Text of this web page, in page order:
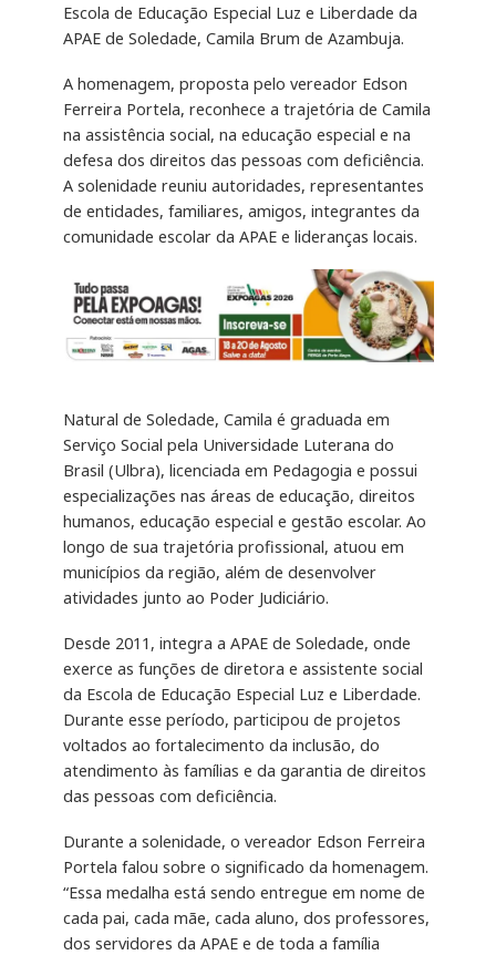
Escola de Educação Especial Luz e Liberdade da
APAE de Soledade, Camila Brum de Azambuja.
A homenagem, proposta pelo vereador Edson
Ferreira Portela, reconhece a trajetória de Camila
na assistência social, na educação especial e na
defesa dos direitos das pessoas com deficiência.
A solenidade reuniu autoridades, representantes
de entidades, familiares, amigos, integrantes da
comunidade escolar da APAE e lideranças locais.
Natural de Soledade, Camila é graduada em
Serviço Social pela Universidade Luterana do
Brasil (Ulbra), licenciada em Pedagogia e possui
especializações nas áreas de educação, direitos
humanos, educação especial e gestão escolar. Ao
longo de sua trajetória profissional, atuou em
municípios da região, além de desenvolver
atividades junto ao Poder Judiciário.
Desde 2011, integra a APAE de Soledade, onde
exerce as funções de diretora e assistente social
da Escola de Educação Especial Luz e Liberdade.
Durante esse período, participou de projetos
voltados ao fortalecimento da inclusão, do
atendimento às famílias e da garantia de direitos
das pessoas com deficiência.
Durante a solenidade, o vereador Edson Ferreira
Portela falou sobre o significado da homenagem.
“Essa medalha está sendo entregue em nome de
cada pai, cada mãe, cada aluno, dos professores,
dos servidores da APAE e de toda a família